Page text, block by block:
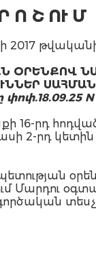
Ո Շ ՈՒ Մ
2017
ՕՐԵՆՔՈՎ
N
րդ հոդվածի
մասի 2-րդ
Մարդու